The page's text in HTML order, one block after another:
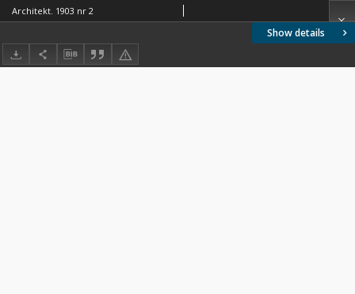
Show details
Architekt. 1903 nr 2